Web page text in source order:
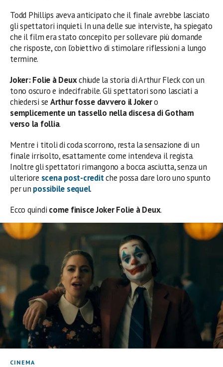
Todd Phillips aveva anticipato che il finale avrebbe lasciato
gli spettatori inquieti. In una delle sue interviste, ha spiegato
che il film era stato concepito per sollevare più domande
che risposte, con l’obiettivo di stimolare riflessioni a lungo
termine.
Joker: Folie à Deuxchiude la storia di Arthur Fleck con un
tono oscuro e indecifrabile. Gli spettatori sono lasciati a
chiedersi se Arthur fosse davvero il Jokero
semplicemente un tassello nella discesa di Gotham
verso la follia.
Mentre i titoli di coda scorrono, resta la sensazione di un
finale irrisolto, esattamente come intendeva il regista.
Inoltre gli spettatori rimangono a bocca asciutta, senza un
ulteriore scena post-creditche possa dare loro uno spunto
per un possibile sequel.
Ecco quindi come finisce Joker Folie à Deux.
CINEMA